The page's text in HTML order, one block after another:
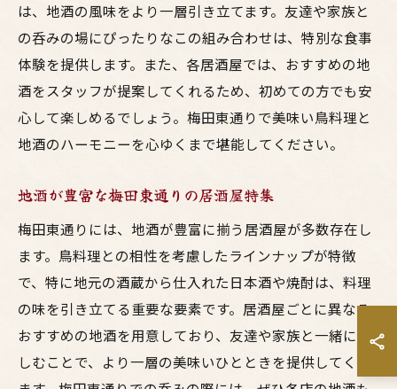
は、地酒の風味をより一層引き立てます。友達や家族と
の呑みの場にぴったりなこの組み合わせは、特別な食事
体験を提供します。また、各居酒屋では、おすすめの地
酒をスタッフが提案してくれるため、初めての方でも安
心して楽しめるでしょう。梅田東通りで美味い鳥料理と
地酒のハーモニーを心ゆくまで堪能してください。
地酒が豊富な梅田東通りの居酒屋特集
梅田東通りには、地酒が豊富に揃う居酒屋が多数存在し
ます。鳥料理との相性を考慮したラインナップが特徴
で、特に地元の酒蔵から仕入れた日本酒や焼酎は、料理
の味を引き立てる重要な要素です。居酒屋ごとに異なる
おすすめの地酒を用意しており、友達や家族と一緒に楽
しむことで、より一層の美味いひとときを提供してくれ